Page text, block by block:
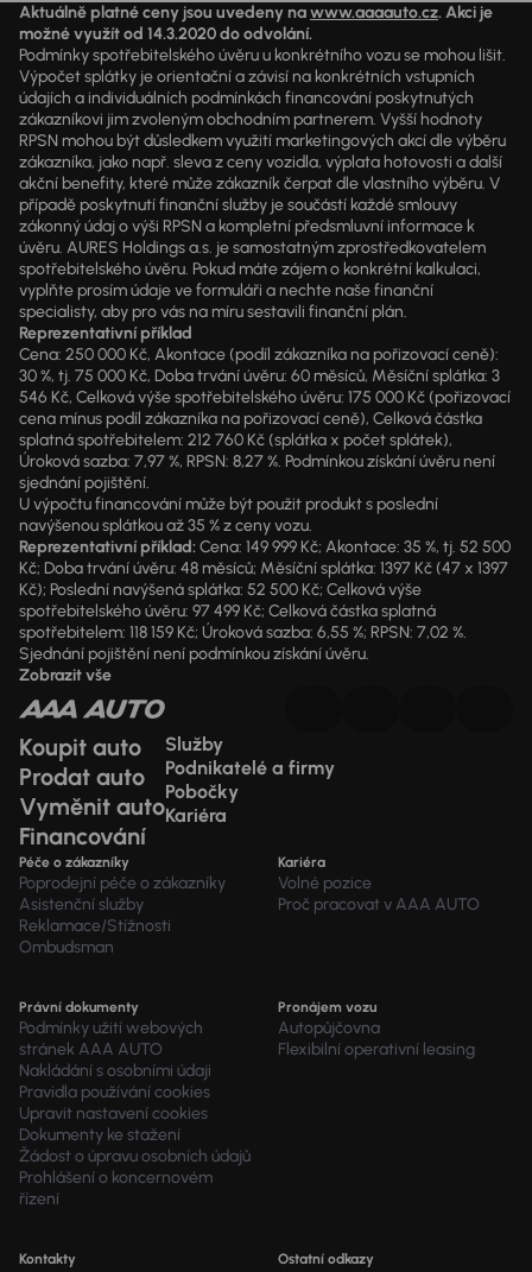
Aktuálně platné ceny jsou uvedeny nawww.aaaauto.cz. Akci je
možné využít od 14.3.2020 do odvolání.
Podmínky spotřebitelského úvěru u konkrétního vozu se mohou lišit.
Výpočet splátky je orientační a závisí na konkrétních vstupních
údajích a individuálních podmínkách financování poskytnutých
zákazníkovi jim zvoleným obchodním partnerem. Vyšší hodnoty
RPSN mohou být důsledkem využití marketingových akcí dle výběru
zákazníka, jako např. sleva z ceny vozidla, výplata hotovosti a další
akční benefity, které může zákazník čerpat dle vlastního výběru. V
případě poskytnutí finanční služby je součástí každé smlouvy
zákonný údaj o výši RPSN a kompletní předsmluvní informace k
úvěru. AURES Holdings a.s. je samostatným zprostředkovatelem
spotřebitelského úvěru. Pokud máte zájem o konkrétní kalkulaci,
vyplňte prosím údaje ve formuláři a nechte naše finanční
specialisty, aby pro vás na míru sestavili finanční plán.
Reprezentativní příklad
Cena: 250 000 Kč, Akontace (podíl zákazníka na pořizovací ceně):
30 %, tj. 75 000 Kč, Doba trvání úvěru: 60 měsíců, Měsíční splátka: 3
546 Kč, Celková výše spotřebitelského úvěru: 175 000 Kč (pořizovací
cena mínus podíl zákazníka na pořizovací ceně), Celková částka
splatná spotřebitelem: 212 760 Kč (splátka x počet splátek),
Úroková sazba: 7,97 %, RPSN: 8,27 %. Podmínkou získání úvěru není
sjednání pojištění.
U výpočtu financování může být použit produkt s poslední
navýšenou splátkou až 35 % z ceny vozu.
Reprezentativní příklad:Cena: 149 999 Kč; Akontace: 35 %, tj. 52 500
Kč; Doba trvání úvěru: 48 měsíců; Měsíční splátka: 1397 Kč (47 x 1397
Kč); Poslední navýšená splátka: 52 500 Kč; Celková výše
spotřebitelského úvěru: 97 499 Kč; Celková částka splatná
spotřebitelem: 118 159 Kč; Úroková sazba: 6,55 %; RPSN: 7,02 %.
Sjednání pojištění není podmínkou získání úvěru.
Zobrazit vše
Koupit auto
Prodat auto
Vyměnit auto
Financování
Služby
Podnikatelé a firmy
Pobočky
Kariéra
Péče o zákazníky
Poprodejní péče o zákazníky
Asistenční služby
Reklamace/Stížnosti
Ombudsman
Kariéra
Volné pozice
Proč pracovat v AAA AUTO
Právní dokumenty
Podmínky užití webových
stránek AAA AUTO
Nakládání s osobními údaji
Pravidla používání cookies
Upravit nastavení cookies
Dokumenty ke stažení
Žádost o úpravu osobních údajů
Prohlášení o koncernovém
řízení
Pronájem vozu
Autopůjčovna
Flexibilní operativní leasing
Kontakty Ostatní odkazy